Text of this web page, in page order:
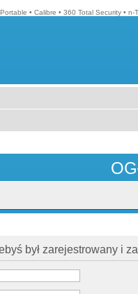
• Calibre • 360 Total Security • n-
był zarejestrowany i